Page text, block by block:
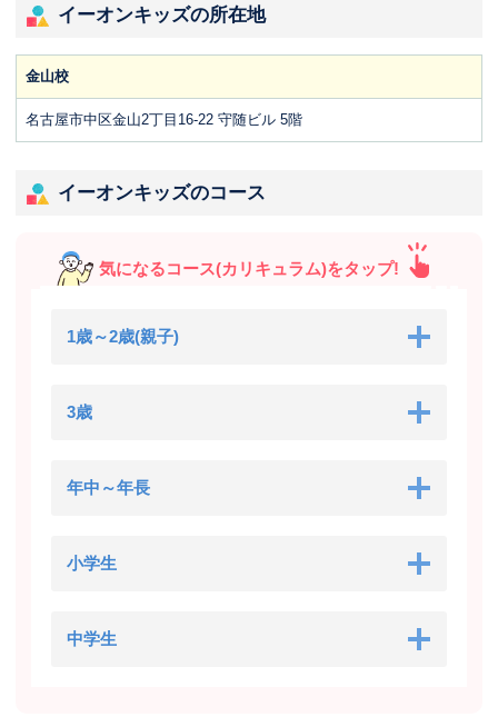
イーオンキッズの所在地
金山校
名古屋市中区金山2丁目16-22 守随ビル 5階
イーオンキッズのコース
気になるコース(カリキュラム)をタップ!
1歳～2歳(親子)
3歳
年中～年長
小学生
中学生